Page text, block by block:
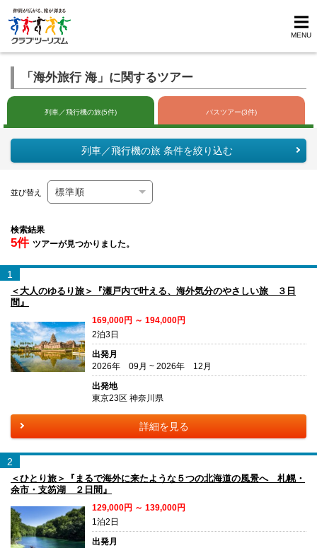
MENU
「海外旅行 海」に関するツアー
列車／飛行機の旅(5件) バスツアー(3件)
列車／飛行機の旅 条件を絞り込む
並び替え
検索結果
5件 ツアーが見つかりました。
1
＜大人のゆるり旅＞『瀬戸内で叶える、海外気分のやさしい旅 ３日
間』
169,000円 ～ 194,000円
2泊3日
出発月
2026年 09月 ~ 2026年 12月
出発地
東京23区 神奈川県
詳細を見る
2
＜ひとり旅＞『まるで海外に来たような５つの北海道の風景へ 札幌・
余市・支笏湖 ２日間』
129,000円 ～ 139,000円
1泊2日
出発月